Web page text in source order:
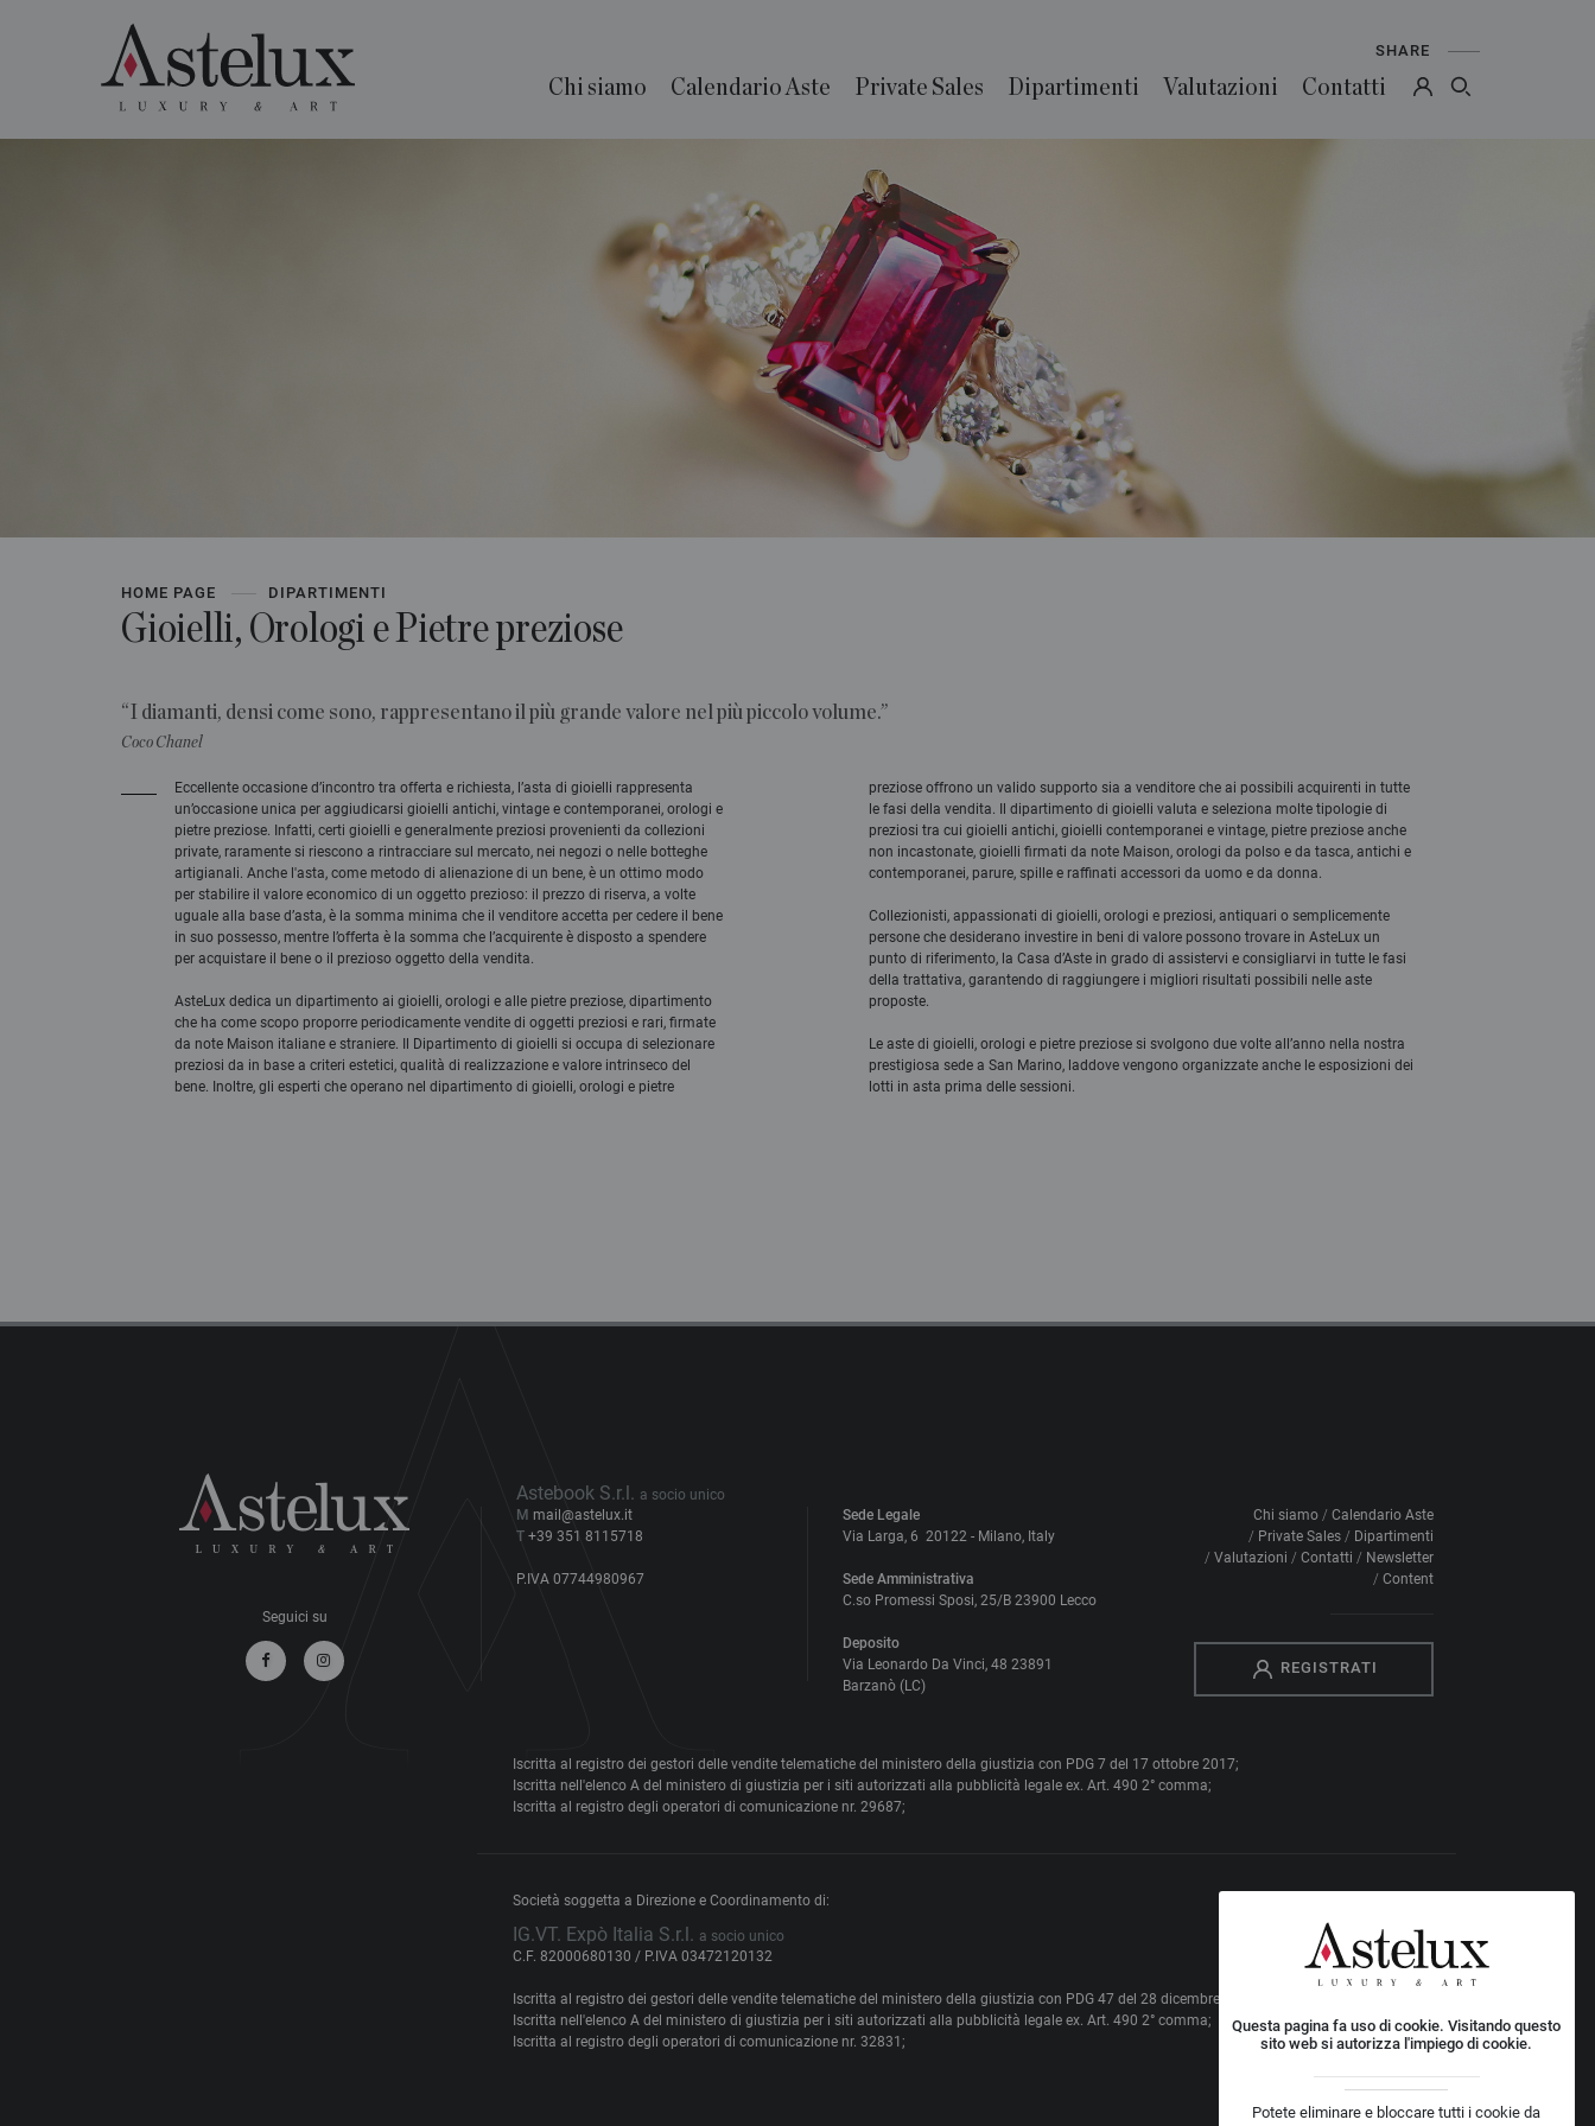
SHARE
Chi siamo Calendario Aste Private Sales Dipartimenti Valutazioni Contatti
HOME PAGE DIPARTIMENTI
Gioielli, Orologi e Pietre preziose
“I diamanti, densi come sono, rappresentano il più grande valore nel più piccolo volume.”
Coco Chanel
Eccellente occasione d’incontro tra offerta e richiesta, l’asta di gioielli rappresenta
un’occasione unica per aggiudicarsi gioielli antichi, vintage e contemporanei, orologi e
pietre preziose. Infatti, certi gioielli e generalmente preziosi provenienti da collezioni
private, raramente si riescono a rintracciare sul mercato, nei negozi o nelle botteghe
artigianali. Anche l'asta, come metodo di alienazione di un bene, è un ottimo modo
per stabilire il valore economico di un oggetto prezioso: il prezzo di riserva, a volte
uguale alla base d’asta, è la somma minima che il venditore accetta per cedere il bene
in suo possesso, mentre l’offerta è la somma che l’acquirente è disposto a spendere
per acquistare il bene o il prezioso oggetto della vendita.
AsteLux dedica un dipartimento ai gioielli, orologi e alle pietre preziose, dipartimento
che ha come scopo proporre periodicamente vendite di oggetti preziosi e rari, firmate
da note Maison italiane e straniere. Il Dipartimento di gioielli si occupa di selezionare
preziosi da in base a criteri estetici, qualità di realizzazione e valore intrinseco del
bene. Inoltre, gli esperti che operano nel dipartimento di gioielli, orologi e pietre
preziose offrono un valido supporto sia a venditore che ai possibili acquirenti in tutte
le fasi della vendita. Il dipartimento di gioielli valuta e seleziona molte tipologie di
preziosi tra cui gioielli antichi, gioielli contemporanei e vintage, pietre preziose anche
non incastonate, gioielli firmati da note Maison, orologi da polso e da tasca, antichi e
contemporanei, parure, spille e raffinati accessori da uomo e da donna.
Collezionisti, appassionati di gioielli, orologi e preziosi, antiquari o semplicemente
persone che desiderano investire in beni di valore possono trovare in AsteLux un
punto di riferimento, la Casa d’Aste in grado di assistervi e consigliarvi in tutte le fasi
della trattativa, garantendo di raggiungere i migliori risultati possibili nelle aste
proposte.
Le aste di gioielli, orologi e pietre preziose si svolgono due volte all’anno nella nostra
prestigiosa sede a San Marino, laddove vengono organizzate anche le esposizioni dei
lotti in asta prima delle sessioni.
Seguici su
Astebook S.r.l. a socio unico
M mail@astelux.it
T +39 351 8115718
P.IVA 07744980967
Sede Legale
Via Larga, 6 20122- Milano, Italy
Sede Amministrativa
C.so Promessi Sposi, 25/B 23900 Lecco
Deposito
Via Leonardo Da Vinci, 48 23891
Barzanò (LC)
Chi siamo
Calendario Aste
Private Sales
Dipartimenti
Valutazioni
Contatti
Newsletter
Content
REGISTRATI
Iscritta al registro dei gestori delle vendite telematiche del ministero della giustizia con PDG 7 del 17 ottobre 2017;
Iscritta nell'elenco A del ministero di giustizia per i siti autorizzati alla pubblicità legale ex. Art. 490 2° comma;
Iscritta al registro degli operatori di comunicazione nr. 29687;
Società soggetta a Direzione e Coordinamento di:
IG.VT. Expò Italia S.r.l. a socio unico
C.F. 82000680130 / P.IVA 03472120132
Iscritta al registro dei gestori delle vendite telematiche del ministero della giustizia con PDG 47 del 28 dicembre 2018;
Iscritta nell'elenco A del ministero di giustizia per i siti autorizzati alla pubblicità legale ex. Art. 490 2° comma;
Iscritta al registro degli operatori di comunicazione nr. 32831;
Questa pagina fa uso di cookie. Visitando questo
sito web si autorizza l'impiego di cookie.
Potete eliminare e bloccare tutti i cookie da